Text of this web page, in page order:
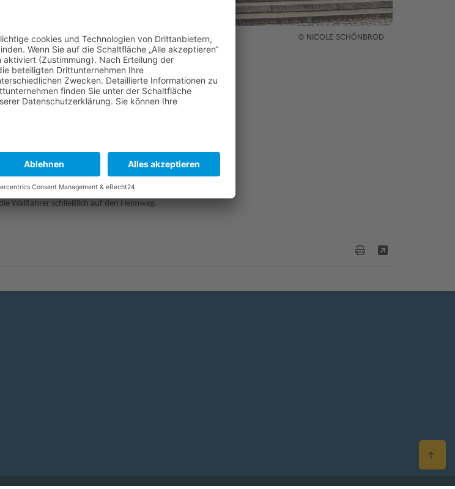
© NICOLE SCHÖNBROD
im
Nothelfer zu sein. Franziskanerpater Werner Rauschmann
Wallfahrtsortes und ging auf die vielen Kunstwerke im
die Wallfahrer stärken. Anschließend genossen sie eine freie
auf sich wirken zu lassen.
Seidel Stiftung mit einem Tagungshaus befindet. Dort
Wallfahrer schließlich auf den Heimweg.